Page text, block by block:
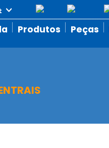
Produtos Peças